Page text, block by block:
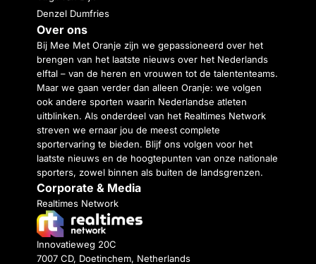
Denzel Dumfries
Over ons
Bij Mee Met Oranje zijn we gepassioneerd over het
brengen van het laatste nieuws over het Nederlands
elftal – van de heren en vrouwen tot de talententeams.
Maar we gaan verder dan alleen Oranje: we volgen
ook andere sporten waarin Nederlandse atleten
uitblinken. Als onderdeel van het Realtimes Network
streven we ernaar jou de meest complete
sportervaring te bieden. Blijf ons volgen voor het
laatste nieuws en de hoogtepunten van onze nationale
sporters, zowel binnen als buiten de landsgrenzen.
Corporate & Media
Realtimes Network
Innovatieweg 20C
7007 CD, Doetinchem, Netherlands